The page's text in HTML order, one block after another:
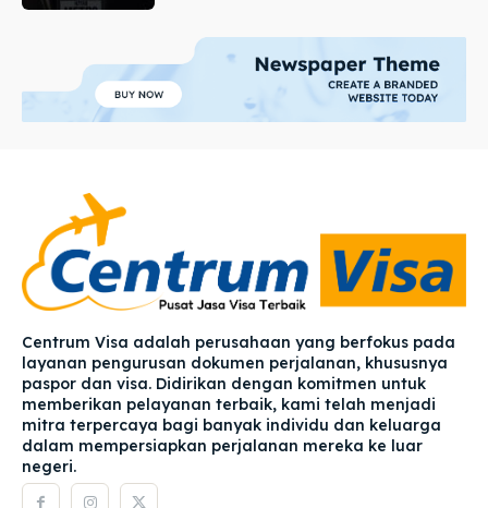
Centrum Visa adalah perusahaan yang berfokus pada
layanan pengurusan dokumen perjalanan, khususnya
paspor dan visa. Didirikan dengan komitmen untuk
memberikan pelayanan terbaik, kami telah menjadi
mitra terpercaya bagi banyak individu dan keluarga
dalam mempersiapkan perjalanan mereka ke luar
negeri.